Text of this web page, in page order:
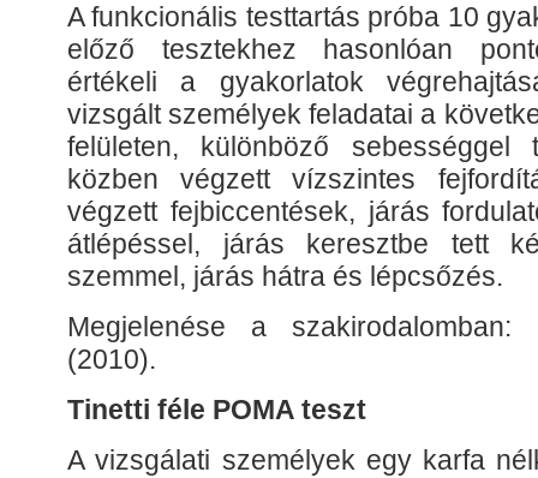
A funkcionális testtartás próba 10
előző tesztekhez hasonlóan
értékeli a gyakorlatok
vizsgált személyek feladatai a
felületen, különböző
közben végzett vízszintes
végzett fejbiccentések, járás
átlépéssel, járás keresztbe tett
szemmel, járás hátra és lépcsőzés.
Megjelenése a
(2010).
Tinetti féle POMA teszt
A vizsgálati személyek egy karfa